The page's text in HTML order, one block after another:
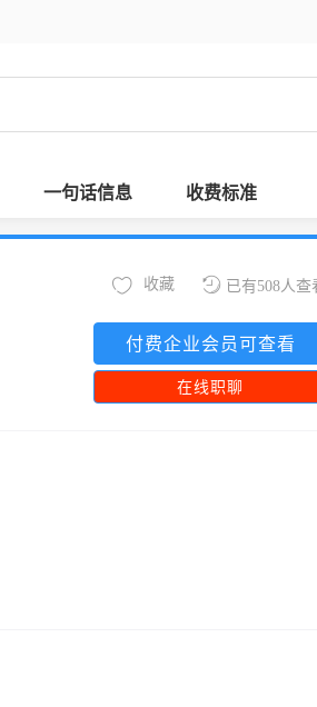
一句话信息 收费标准
已有508人查
收藏
付费企业会员可查看
在线职聊